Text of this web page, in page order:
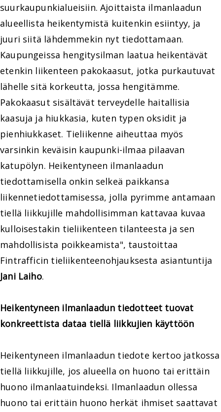
suurkaupunkialueisiin. Ajoittaista ilmanlaadun
alueellista heikentymistä kuitenkin esiintyy, ja
juuri siitä lähdemmekin nyt tiedottamaan.
Kaupungeissa hengitysilman laatua heikentävät
etenkin liikenteen pakokaasut, jotka purkautuvat
lähelle sitä korkeutta, jossa hengitämme.
Pakokaasut sisältävät terveydelle haitallisia
kaasuja ja hiukkasia, kuten typen oksidit ja
pienhiukkaset. Tieliikenne aiheuttaa myös
varsinkin keväisin kaupunki-ilmaa pilaavan
katupölyn. Heikentyneen ilmanlaadun
tiedottamisella onkin selkeä paikkansa
liikennetiedottamisessa, jolla pyrimme antamaan
tiellä liikkujille mahdollisimman kattavaa kuvaa
kulloisestakin tieliikenteen tilanteesta ja sen
mahdollisista poikkeamista", taustoittaa
Fintrafficin tieliikenteenohjauksesta asiantuntija
Jani Laiho.
Heikentyneen ilmanlaadun tiedotteet tuovat
konkreettista dataa tiellä liikkujien käyttöön
Heikentyneen ilmanlaadun tiedote kertoo jatkossa
tiellä liikkujille, jos alueella on huono tai erittäin
huono ilmanlaatuindeksi. Ilmanlaadun ollessa
huono tai erittäin huono herkät ihmiset saattavat